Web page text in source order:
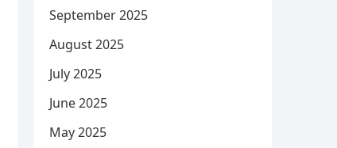
September 2025
August 2025
July 2025
June 2025
May 2025